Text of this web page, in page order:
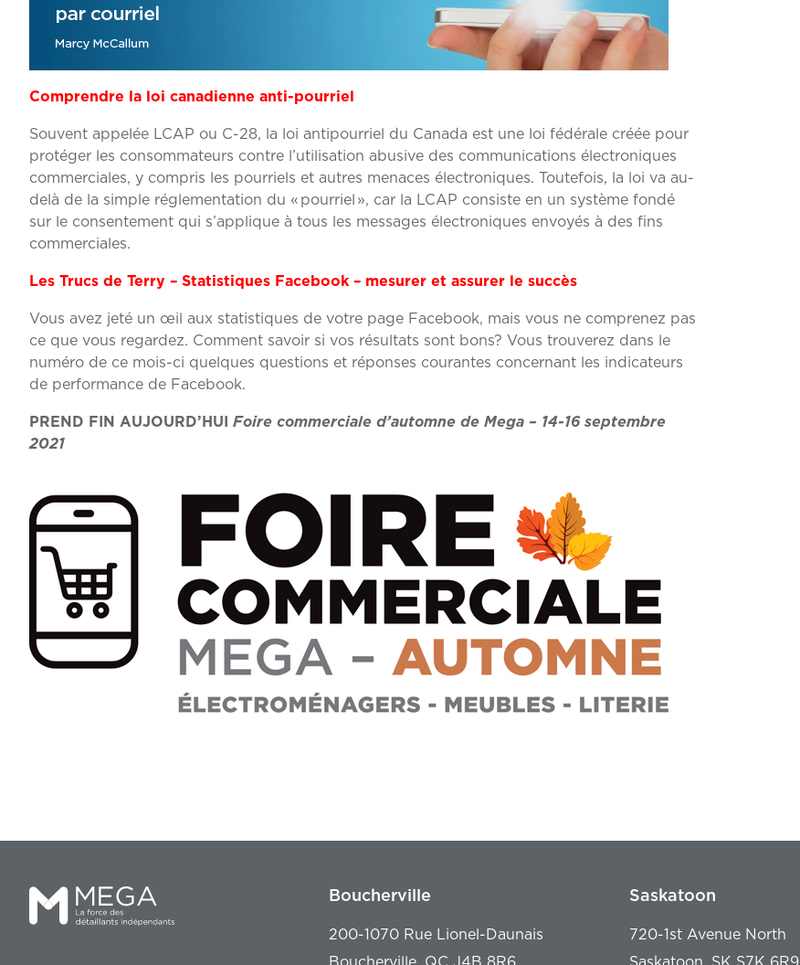
Comprendre la loi canadienne anti-pourriel
Souvent appelée LCAP ou C-28, la loi antipourriel du Canada est une loi fédérale créée pour
protéger les consommateurs contre l’utilisation abusive des communications électroniques
commerciales, y compris les pourriels et autres menaces électroniques. Toutefois, la loi va au-
delà de la simple réglementation du « pourriel », car la LCAP consiste en un système fondé
sur le consentement qui s’applique à tous les messages électroniques envoyés à des fins
commerciales.
Les Trucs de Terry – Statistiques Facebook – mesurer et assurer le succès
Vous avez jeté un œil aux statistiques de votre page Facebook, mais vous ne comprenez pas
ce que vous regardez. Comment savoir si vos résultats sont bons? Vous trouverez dans le
numéro de ce mois-ci quelques questions et réponses courantes concernant les indicateurs
de performance de Facebook.
PREND FIN AUJOURD’HUI Foire commerciale d’automne de Mega – 14-16 septembre
2021
Boucherville
200-1070 Rue Lionel-Daunais
Boucherville, QC J4B 8R6
Saskatoon
720-1st Avenue North
Saskatoon, SK S7K 6R9